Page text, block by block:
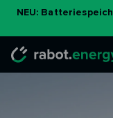
NEU: